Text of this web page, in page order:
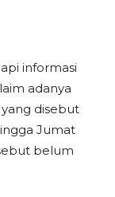
informasi
adanya
disebut
Jumat
belum